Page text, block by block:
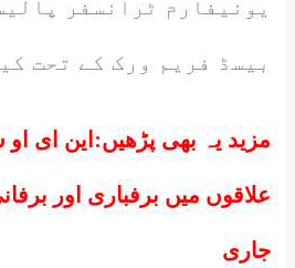
یونیفارم ٹرانسفر
بیسڈ فریم ورک کے تحت
مزید یہ بھی پڑھیں: این ای
علاقوں میں برفباری اور
جاری